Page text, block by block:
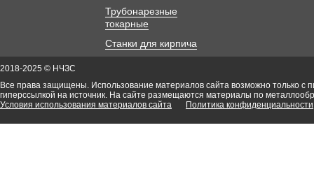
Трубонарезные
токарные
Станки для кирпича
2018-2025 © НЧЗС
Все права защищены. Использование материалов сайта возможно только с
гиперссылкой на источник. На сайте размещаются материалы по
Условия использования материалов сайта
Политика конфиденциальности